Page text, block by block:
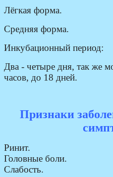
Лёгкая форма.
Средняя форма.
Инкубационный период:
Два - четыре дня, так же
часов, до 18 дней.
Признаки
Ринит.
Головные боли.
Слабость.